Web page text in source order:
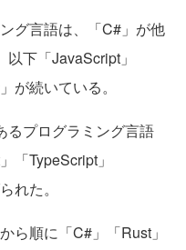
グ言語は、「C#」が他
下「JavaScript」
が続いている。
プログラミング言語
「TypeScript」
れた。
ら順に「C#」「Rust」